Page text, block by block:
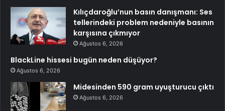
Kılıçdaroğlu’nun basın danışmanı: Ses
tellerindeki problem nedeniyle basının
karşısına çıkmıyor
Ağustos 6, 2026
BlackLine hissesi bugün neden düşüyor?
Ağustos 6, 2026
Midesinden 590 gram uyuşturucu çıktı
Ağustos 6, 2026